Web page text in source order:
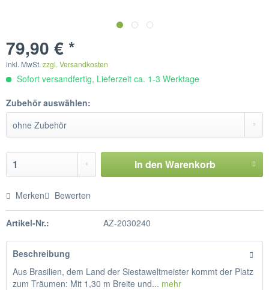
79,90 € *
inkl. MwSt. zzgl. Versandkosten
Sofort versandfertig, Lieferzeit ca. 1-3 Werktage
Zubehör auswählen:
In den Warenkorb
Merken Bewerten
Artikel-Nr.: AZ-2030240
Beschreibung
Aus Brasilien, dem Land der Siestaweltmeister kommt der Platz
zum Träumen: Mit 1,30 m Breite und... mehr